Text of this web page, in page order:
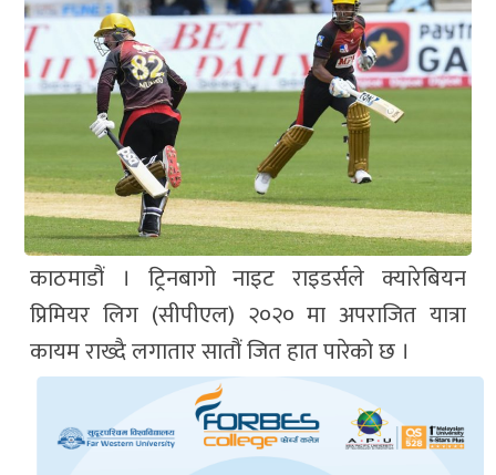
काठमाडौं । ट्रिनबागो नाइट राइडर्सले क्यारेबियन
प्रिमियर लिग (सीपीएल) २०२० मा अपराजित यात्रा
कायम राख्दै लगातार सातौं जित हात पारेको छ ।